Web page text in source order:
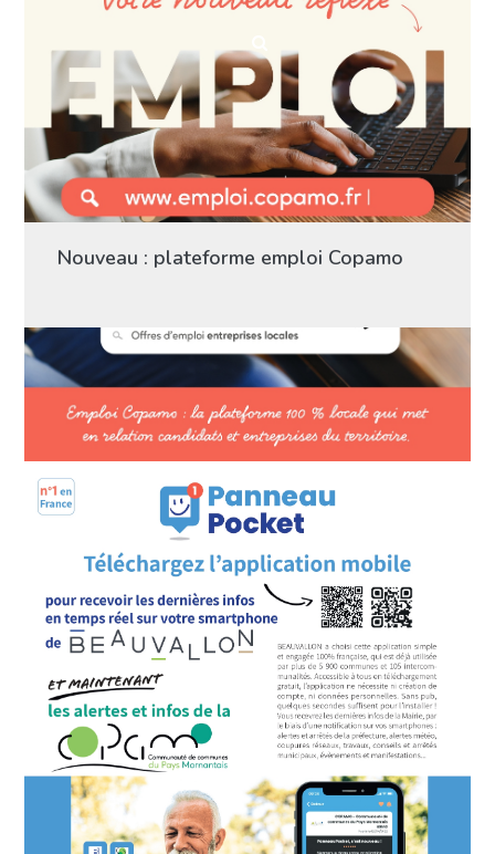
Nouveau : plateforme emploi Copamo